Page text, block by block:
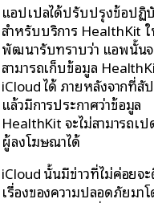
แอปเปิลได้ปรับปรุงข้อปฏิ
สำหรับบริการ HealthKit
พัฒนารับทราบว่า แอพนั้นจ
สามารถเก็บข้อมูล
iCloud ได้ ภายหลังจากที่สั
แล้วมีการประกาศว่าข้อมูล
HealthKit จะไม่สามารถเ
ผู้ลงโฆษณาได้
iCloud นั้นมีข่าวที่ไม่ค่อยจ
เรื่องของความปลอดภัยมา